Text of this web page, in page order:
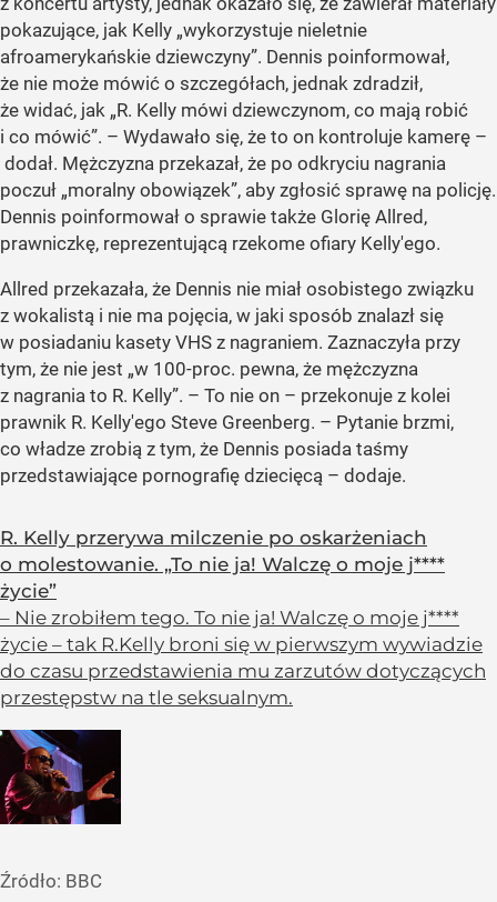
pokazujące, jak Kelly „wykorzystuje nieletnie
afroamerykańskie dziewczyny”. Dennis poinformował,
że nie może mówić o szczegółach, jednak zdradził,
że widać, jak „R. Kelly mówi dziewczynom, co mają robić
i co mówić”. – Wydawało się, że to on kontroluje kamerę –
dodał. Mężczyzna przekazał, że po odkryciu nagrania
poczuł „moralny obowiązek”, aby zgłosić sprawę na policję.
Dennis poinformował o sprawie także Glorię Allred,
prawniczkę, reprezentującą rzekome ofiary Kelly'ego.
Allred przekazała, że Dennis nie miał osobistego związku
z wokalistą i nie ma pojęcia, w jaki sposób znalazł się
w posiadaniu kasety VHS z nagraniem. Zaznaczyła przy
tym, że nie jest „w 100-proc. pewna, że mężczyzna
z nagrania to R. Kelly”. – To nie on – przekonuje z kolei
prawnik R. Kelly'ego Steve Greenberg. – Pytanie brzmi,
co władze zrobią z tym, że Dennis posiada taśmy
przedstawiające pornografię dziecięcą – dodaje.
R. Kelly przerywa milczenie po oskarżeniach
o molestowanie. „To nie ja! Walczę o moje j****
życie”
– Nie zrobiłem tego. To nie ja! Walczę o moje j****
życie – tak R.Kelly broni się w pierwszym wywiadzie
do czasu przedstawienia mu zarzutów dotyczących
przestępstw na tle seksualnym.
Źródło: BBC